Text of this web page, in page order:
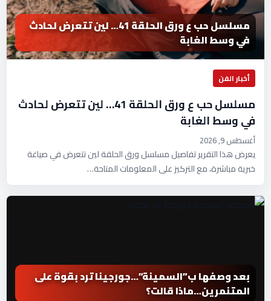
مسلسل حب ع ورق الحلقة 41… لين تتعرض لحادث
في وسط الغابة
أخبار الفن
مسلسل حب ع ورق الحلقة 41… لين تتعرض لحادث
في وسط الغابة
أغسطس 9, 2026
يعرض هذا التقرير تفاصيل مسلسل ورق الحلقة لين تتعرض في صياغة
خبرية مباشرة، مع التركيز على المعلومات المتاحة…
بعد وصفها ب”السمينة”…جورجينا ترد بقوة على
المتنمرين…ماذا قالت؟